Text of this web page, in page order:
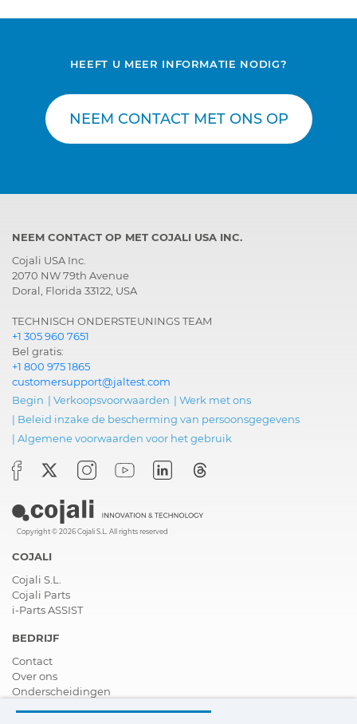
HEEFT U MEER INFORMATIE NODIG?
NEEM CONTACT MET ONS OP
NEEM CONTACT OP MET COJALI USA INC.
Cojali USA Inc.
2070 NW 79th Avenue
Doral, Florida 33122, USA
TECHNISCH ONDERSTEUNINGS TEAM
+1 305 960 7651
Bel gratis:
+1 800 975 1865
customersupport@jaltest.com
Begin | Verkoopsvoorwaarden | Werk met ons
| Beleid inzake de bescherming van persoonsgegevens
| Algemene voorwaarden voor het gebruik
Copyright © 2026 Cojali S.L. All rights reserved
COJALI
Cojali S.L.
Cojali Parts
i-Parts ASSIST
BEDRIJF
Contact
Over ons
Onderscheidingen